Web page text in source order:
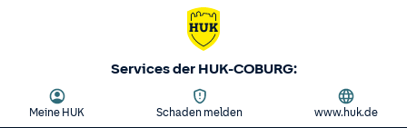
Services der HUK-COBURG:
Meine HUK Schaden melden www.huk.de